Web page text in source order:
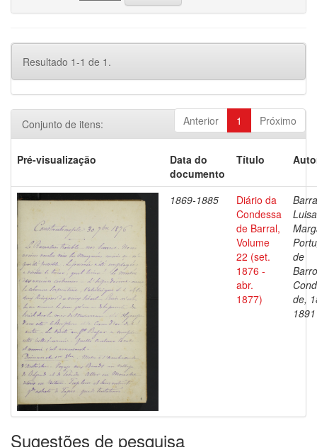
Resultado 1-1 de 1.
Anterior 1 Próximo
Conjunto de itens:
Pré-visualização
Data do
documento
Título
1869-1885
Diário da
Condessa
de Barral,
Volume
22 (set.
1876 -
abr.
1877)
Luisa
de
de,
1891
Sugestões de pesquisa